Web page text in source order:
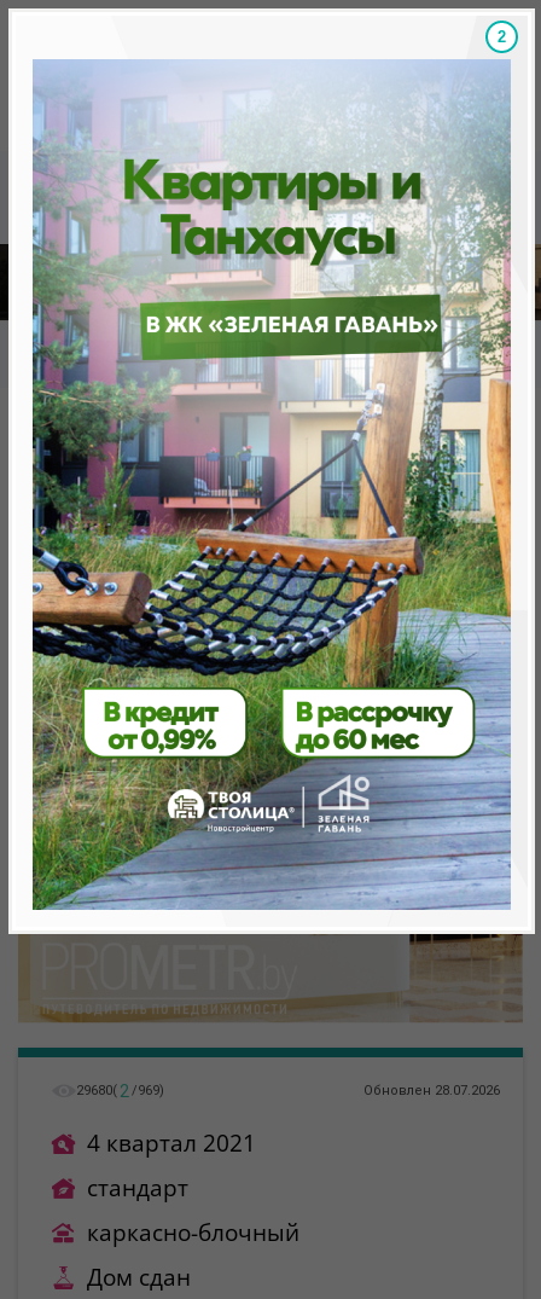
Скидки на новостройки, бонусы Готовые
Главная База новостроек Минска «Минск Мир»
23.4 "Баку", квартал "Евразия"
23.4 "Баку", квартал "Евразия"
нет в продаже
Минск, Октябрьский, ул. Белградская
метро «Ковальская Слобода», 566 м
29680( 2 /969) Обновлен 28.07.2026
4 квартал 2021
стандарт
каркасно-блочный
Дом сдан
1